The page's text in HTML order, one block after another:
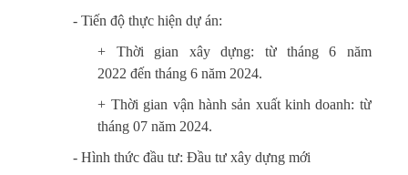
- Tiến độ thực hiện dự án:
+ Thời gian xây dựng: từ tháng 6 năm
2022 đến tháng 6 năm 2024.
+ Thời gian vận hành sản xuất kinh doanh: từ
tháng 07 năm 2024.
- Hình thức đầu tư: Đầu tư xây dựng mới